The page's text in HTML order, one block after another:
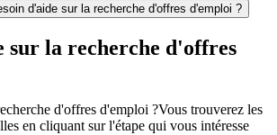
d'aide sur la recherche d'offres d'emploi ?
sur la recherche d'offres
d'offres d'emploi ?Vous trouverez les
en cliquant sur l'étape qui vous intéresse